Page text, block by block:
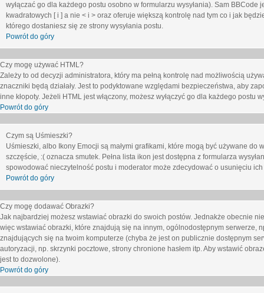
wyłączać go dla każdego postu osobno w formularzu wysyłania). Sam
kwadratowych [ i ] a nie < i > oraz oferuje większą kontrolę nad tym co i jak
którego dostaniesz się ze strony wysyłania postu.
Powrót do góry
Czy mogę używać HTML?
Zależy to od decyzji administratora, który ma pełną kontrolę nad możliwością
znaczniki będą działały. Jest to podyktowane względami bezpieczeństwa, aby
inne kłopoty. Jeżeli HTML jest włączony, możesz wyłączyć go dla każdego
Powrót do góry
Czym są Uśmieszki?
Uśmieszki, albo Ikony Emocji są małymi grafikami, które mogą być używane
szczęście, :( oznacza smutek. Pełna lista ikon jest dostępna z formularza
spowodować nieczytelność postu i moderator może zdecydować o usunięciu ich
Powrót do góry
Czy mogę dodawać Obrazki?
Jak najbardziej możesz wstawiać obrazki do swoich postów. Jednakże obecnie
więc wstawiać obrazki, które znajdują się na innym, ogólnodostępnym serwerze,
znajdujących się na twoim komputerze (chyba że jest on publicznie dostępnym
autoryzacji, np. skrzynki pocztowe, strony chronione hasłem itp. Aby wstawić
jest to dozwolone).
Powrót do góry